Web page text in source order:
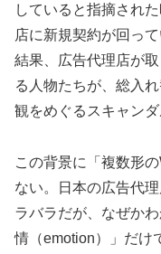
していると指摘され
店に新規契約が回っ
結果、広告代理店が
る人物たちが、総入
観をめぐるスキャン
この背景に「複数形
ない。日本の広告代
ラバラだが、なぜか
情（emotion）」だけ